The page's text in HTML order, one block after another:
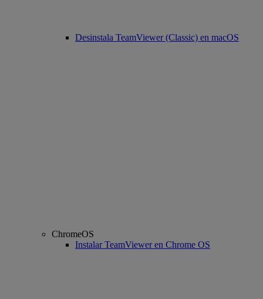
Desinstala TeamViewer (Classic) en macOS
ChromeOS
Instalar TeamViewer en Chrome OS